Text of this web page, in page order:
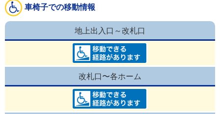
車椅子での移動情報
地上出入口～改札口
改札口〜各ホーム